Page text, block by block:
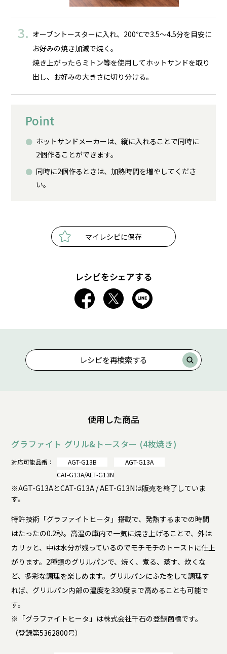
オーブントースターに入れ、200℃で3.5～4.5分を目安に
お好みの焼き加減で焼く。
焼き上がったらミトン等を使用してホットサンドを取り
出し、お好みの大きさに切り分ける。
Point
ホットサンドメーカーは、縦に入れることで同時に
2個作ることができます。
同時に2個作るときは、加熱時間を増やしてくださ
い。
マイレシピに保存
レシピをシェアする
レシピを再検索する
使用した商品
グラファイト グリル&トースター (4枚焼き)
対応可能品番： AGT-G13B
AGT-G13A
CAT-G13A/AET-G13N
※AGT-G13AとCAT-G13A / AET-G13Nは販売を終了していま
す。
特許技術「グラファイトヒータ」搭載で、発熱するまでの時間
はたったの0.2秒。高温の庫内で一気に焼き上げることで、外は
カリッと、中は水分が残っているのでモチモチのトーストに仕上
がります。2種類のグリルパンで、焼く、煮る、蒸す、炊くな
ど、多彩な調理を楽しめます。グリルパンにふたをして調理す
れば、グリルパン内部の温度を330度まで高めることも可能で
す。
※「グラファイトヒータ」は株式会社千石の登録商標です。
（登録第5362800号）